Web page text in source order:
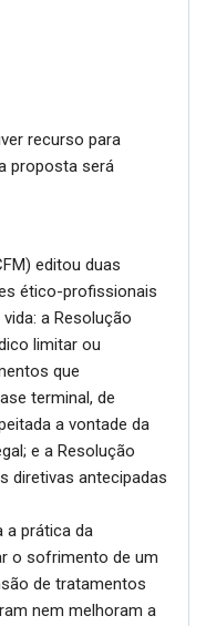
recurso para
proposta será
editou duas
ético-profissionais
a Resolução
limitar ou
que
terminal, de
a vontade da
e a Resolução
diretivas antecipadas
a prática da
o sofrimento de um
de tratamentos
nem melhoram a